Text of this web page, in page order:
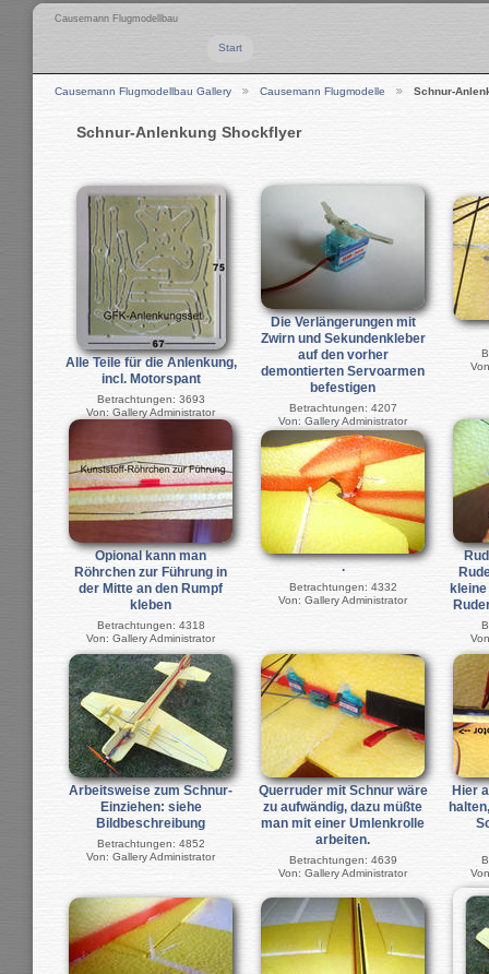
Causemann Flugmodellbau
Start
Causemann Flugmodellbau Gallery Causemann Flugmodelle Schnur-
Schnur-Anlenkung Shockflyer
Alle Teile für die Anlenkung,
incl. Motorspant
Betrachtungen: 3693
Von: Gallery Administrator
Die Verlängerungen mit
Zwirn und Sekundenkleber
auf den vorher
demontierten Servoarmen
befestigen
Betrachtungen: 4207
Von: Gallery Administrator
Opional kann man
Röhrchen zur Führung in
der Mitte an den Rumpf
kleben
Betrachtungen: 4318
Von: Gallery Administrator
.
Betrachtungen: 4332
Von: Gallery Administrator
Arbeitsweise zum Schnur-
Einziehen: siehe
Bildbeschreibung
Betrachtungen: 4852
Von: Gallery Administrator
Querruder mit Schnur wäre
zu aufwändig, dazu müßte
man mit einer Umlenkrolle
arbeiten.
Betrachtungen: 4639
Von: Gallery Administrator
Hier